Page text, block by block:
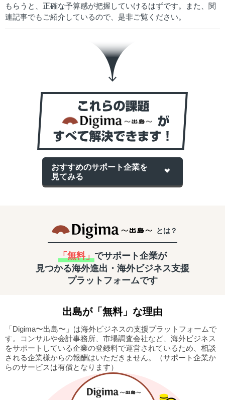
もらうと、正確な予算感が把握していけるはずです。また、関
連記事でもご紹介しているので、是非ご覧ください。
おすすめのサポート企業を
見てみる
とは？
「無料」 でサポート企業が
見つかる海外進出・海外ビジネス支援
プラットフォームです
出島が「無料」な理由
「Digima〜出島〜」は海外ビジネスの支援プラットフォームで
す。
コンサルや会計事務所、市場調査会社など、海外ビジネス
をサポートしている企業の登録料で運営されているため、相談
される企業様からの報酬はいただきません。
（サポート企業か
らのサービスは有償となります）